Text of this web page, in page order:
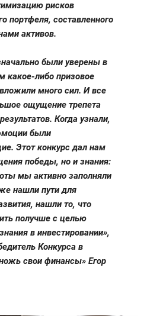
рисков
портфеля, составленного
активов.
были уверены в
какое-либо призовое
много сил. И все
ощущение трепета
Когда узнали,
были
Этот конкурс дал нам
победы, но и знания:
мы активно заполняли
нашли пути для
нашли то, что
получше с целью
в инвестировании»,
Конкурса в
свои финансы» Егор